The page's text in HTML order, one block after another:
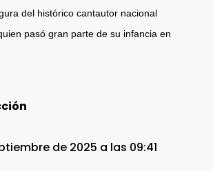
del histórico cantautor nacional
pasó gran parte de su infancia en
de 2025 a las 09:41